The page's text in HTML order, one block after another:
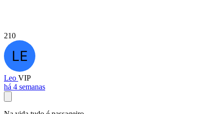
210
Leo VIP
há 4 semanas